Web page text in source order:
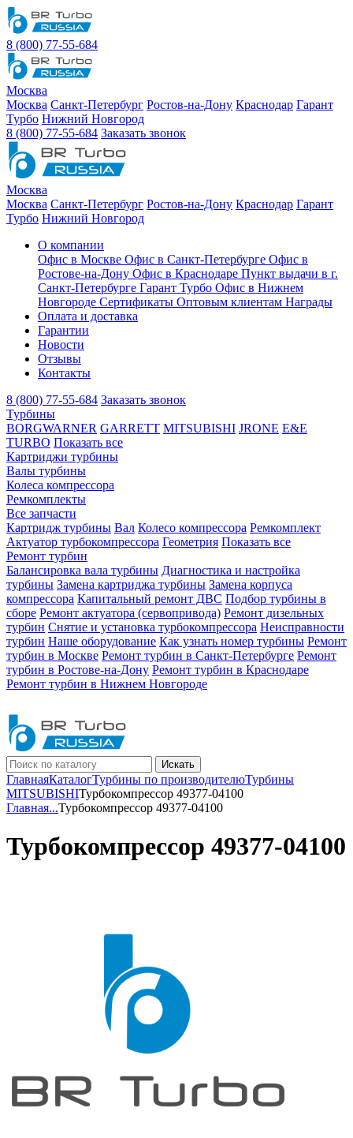
8 (800) 77-55-684
Москва
Москва Санкт-Петербург Ростов-на-Дону Краснодар Гарант
Турбо Нижний Новгород
8 (800) 77-55-684 Заказать звонок
Москва
Москва Санкт-Петербург Ростов-на-Дону Краснодар Гарант
Турбо Нижний Новгород
О компании
Офис в Москве Офис в Санкт-Петербурге Офис в
Ростове-на-Дону Офис в Краснодаре Пункт выдачи в г.
Санкт-Петербурге Гарант Турбо Офис в Нижнем
Новгороде Сертификаты Оптовым клиентам Награды
Оплата и доставка
Гарантии
Новости
Отзывы
Контакты
8 (800) 77-55-684 Заказать звонок
Турбины
BORGWARNER GARRETT MITSUBISHI JRONE E&E
TURBO Показать все
Картриджи турбины
Валы турбины
Колеса компрессора
Ремкомплекты
Все запчасти
Картридж турбины Вал Колесо компрессора Ремкомплект
Актуатор турбокомпрессора Геометрия Показать все
Ремонт турбин
Балансировка вала турбины Диагностика и настройка
турбины Замена картриджа турбины Замена корпуса
компрессора Капитальный ремонт ДВС Подбор турбины в
сборе Ремонт актуатора (сервопривода) Ремонт дизельных
турбин Снятие и установка турбокомпрессора Неисправности
турбин Наше оборудование Как узнать номер турбины Ремонт
турбин в Москве Ремонт турбин в Санкт-Петербурге Ремонт
турбин в Ростове-на-Дону Ремонт турбин в Краснодаре
Ремонт турбин в Нижнем Новгороде
Искать
ГлавнаяКаталогТурбины по производителюТурбины
MITSUBISHIТурбокомпрессор 49377-04100
Главная...Турбокомпрессор 49377-04100
Турбокомпрессор 49377-04100